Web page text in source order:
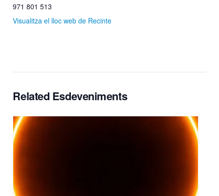
971 801 513
Visualitza el lloc web de Recinte
Related Esdeveniments